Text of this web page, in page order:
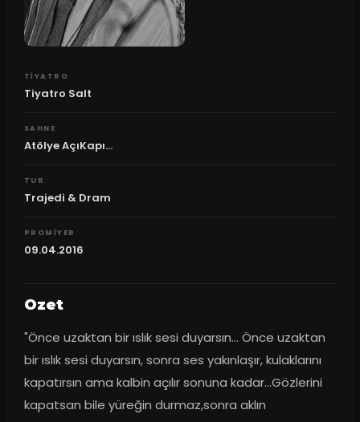
TIYATRO
Tiyatro Salt
SAHNE
Atölye AçıKapı...
TUR
Trajedi & Dram
PROMIYER
09.04.2016
Ozet
"Önce uzaktan bir ıslık sesi duyarsın… Önce uzaktan
bir ıslık sesi duyarsın, sonra ses yakınlaşır, kulaklarını
kapatırsın ama kalbin açılır sonuna kadar…Gözlerini
kapatsan bile yüreğin durmaz,sonra aklın